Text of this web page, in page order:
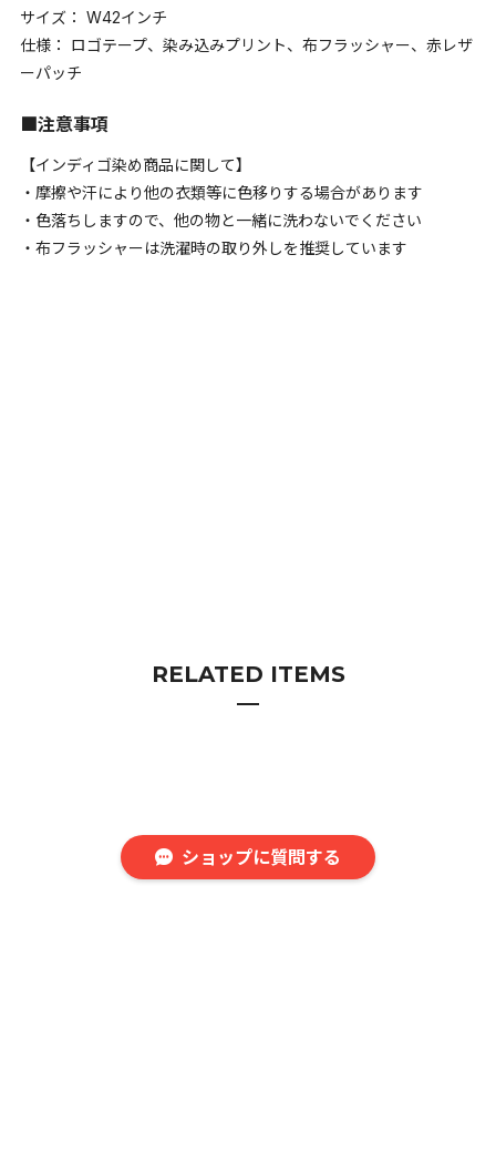
サイズ： W42インチ
仕様： ロゴテープ、染み込みプリント、布フラッシャー、赤レザ
ーパッチ
■注意事項
【インディゴ染め商品に関して】
・摩擦や汗により他の衣類等に色移りする場合があります
・色落ちしますので、他の物と一緒に洗わないでください
・布フラッシャーは洗濯時の取り外しを推奨しています
RELATED ITEMS
ショップに質問する